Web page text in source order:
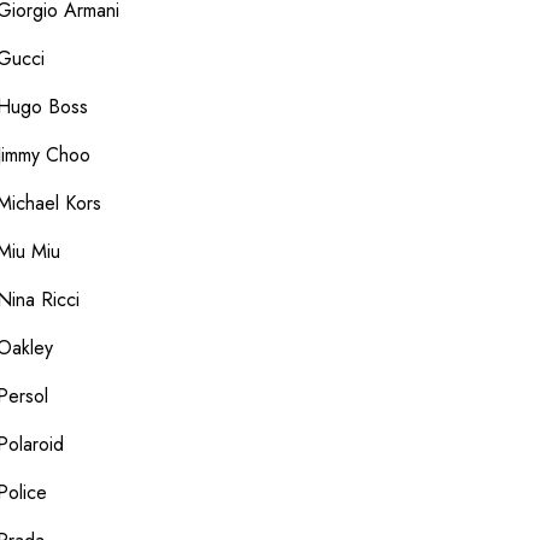
Armani
Boss
Choo
Kors
Miu
Ricci